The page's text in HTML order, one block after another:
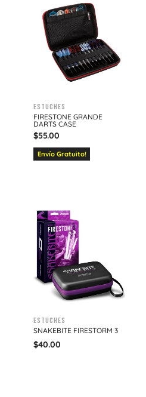
Estuches
FIRESTONE GRANDE
DARTS CASE
$55.00
Envío Gratuito!
Estuches
SNAKEBITE FIRESTORM 3
$40.00